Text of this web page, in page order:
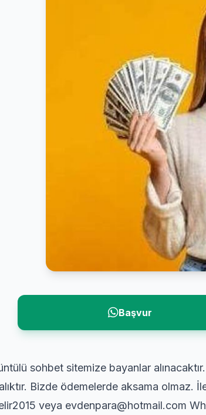
Başvur
sohbet sitemize bayanlar
Bizde ödemelerde aksama
veya evdenpara@hotmail.com